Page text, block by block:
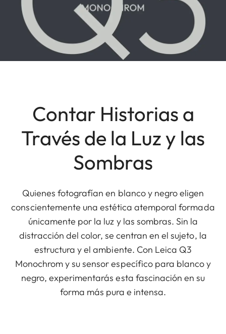
Contar Historias a
Través de la Luz y las
Sombras
Quienes fotografían en blanco y negro eligen
conscientemente una estética atemporal formada
únicamente por la luz y las sombras. Sin la
distracción del color, se centran en el sujeto, la
estructura y el ambiente. Con Leica Q3
Monochrom y su sensor específico para blanco y
negro, experimentarás esta fascinación en su
forma más pura e intensa.